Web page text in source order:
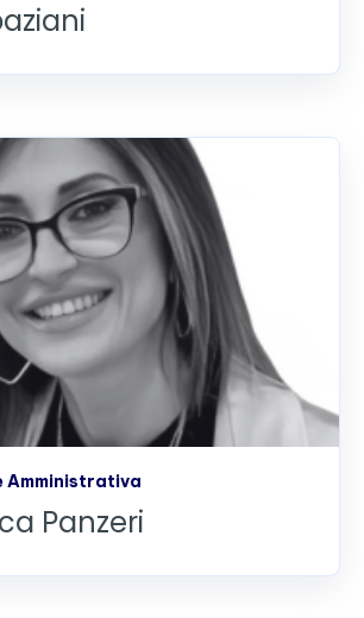
Amministrativa
Panzeri